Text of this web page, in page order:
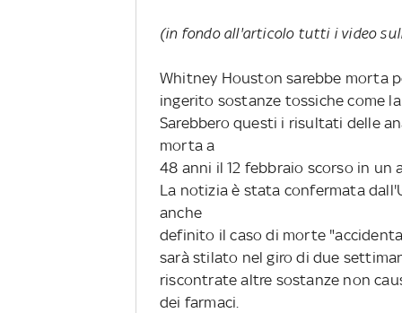
(in fondo all'articolo tutti i video
Whitney Houston sarebbe morta
ingerito sostanze tossiche come
Sarebbero questi i risultati delle
morta a
48 anni il 12 febbraio scorso in un
La notizia è stata confermata
anche
definito il caso di morte
sarà stilato nel giro di due
riscontrate altre sostanze non
dei farmaci.